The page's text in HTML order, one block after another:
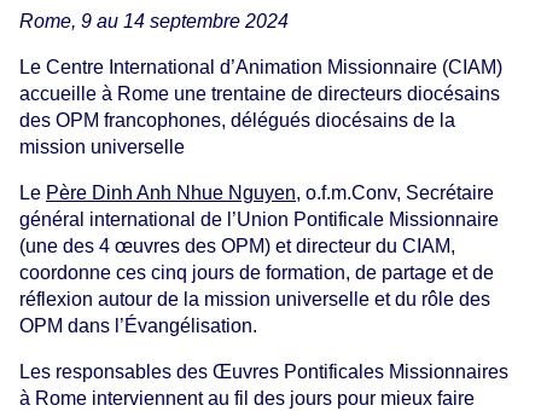
Rome, 9 au 14 septembre 2024
Le Centre International d’Animation Missionnaire (CIAM)
accueille à Rome une trentaine de directeurs diocésains
des OPM francophones, délégués diocésains de la
mission universelle
Le Père Dinh Anh Nhue Nguyen, o.f.m.Conv, Secrétaire
général international de l’Union Pontificale Missionnaire
(une des 4 œuvres des OPM) et directeur du CIAM,
coordonne ces cinq jours de formation, de partage et de
réflexion autour de la mission universelle et du rôle des
OPM dans l’Évangélisation.
Les responsables des Œuvres Pontificales Missionnaires
à Rome interviennent au fil des jours pour mieux faire